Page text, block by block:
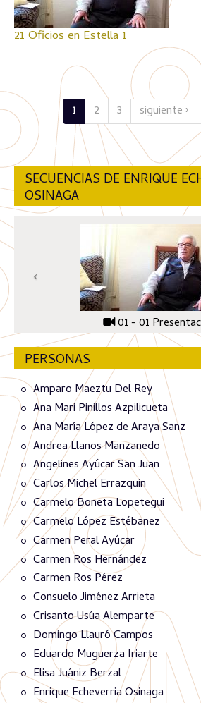
21 Oficios en Estella 1
1 2 3 siguiente ›
SECUENCIAS DE ENRIQUE
OSINAGA
01 - 01
PERSONAS
Amparo Maeztu Del Rey
Ana Mari Pinillos Azpilicueta
Ana María López de Araya Sanz
Andrea Llanos Manzanedo
Angelines Ayúcar San Juan
Carlos Michel Errazquin
Carmelo Boneta Lopetegui
Carmelo López Estébanez
Carmen Peral Ayúcar
Carmen Ros Hernández
Carmen Ros Pérez
Consuelo Jiménez Arrieta
Crisanto Usúa Alemparte
Domingo Llauró Campos
Eduardo Muguerza Iriarte
Elisa Juániz Berzal
Enrique Echeverria Osinaga